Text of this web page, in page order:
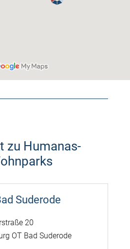
zu Humanas-
Suderode
20
OT Bad Suderode